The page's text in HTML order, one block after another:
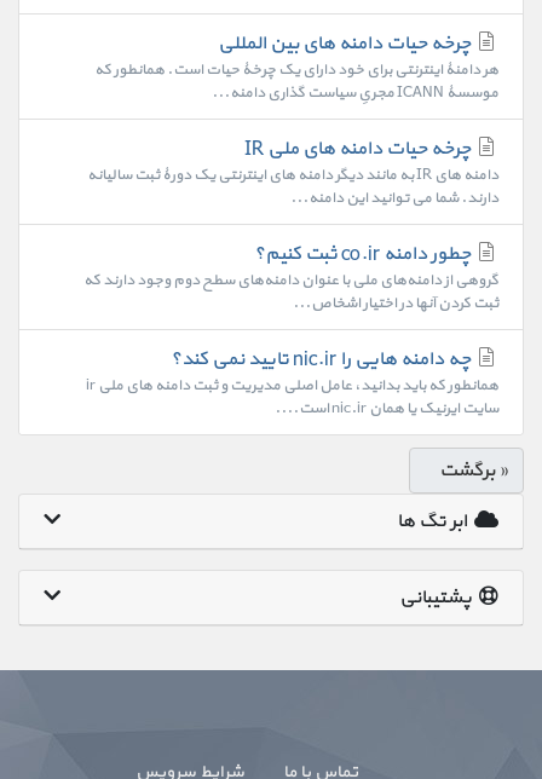
چرخه حیات دامنه های بین المللی
هر دامنۀ اینترنتی برای خود دارای یک چرخۀ حیات است. همانطور که
موسسۀ ICANN مجریِ سیاست گذاری دامنه...
چرخه حیات دامنه های ملی IR
دامنه های IR به مانند دیگر دامنه های اینترنتی یک دورۀ ثبت سالیانه
دارند. شما می توانید این دامنه...
چطور دامنه co.ir ثبت کنیم؟
گروهی از دامنه‌های ملی با عنوان دامنه‌های سطح دوم وجود دارند که
ثبت کردن آنها در اختیار اشخاص...
چه دامنه هایی را nic.ir تایید نمی کند؟
همانطور که باید بدانید، عامل اصلی مدیریت و ثبت دامنه های ملی ir
سایت ایرنیک یا همان nic.ir است....
« برگشت
ابر تگ ها
پشتیبانی
تماس با ما شرایط سرویس